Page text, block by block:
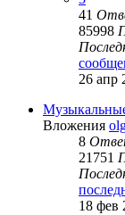
41
85998
26 апр
Вложения
8
21751
18 фев